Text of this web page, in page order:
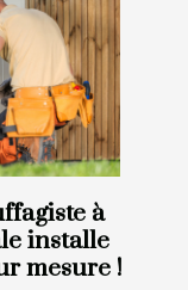
à
installe
mesure !